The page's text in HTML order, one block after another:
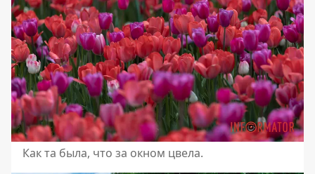
Как та была, что за окном цвела.